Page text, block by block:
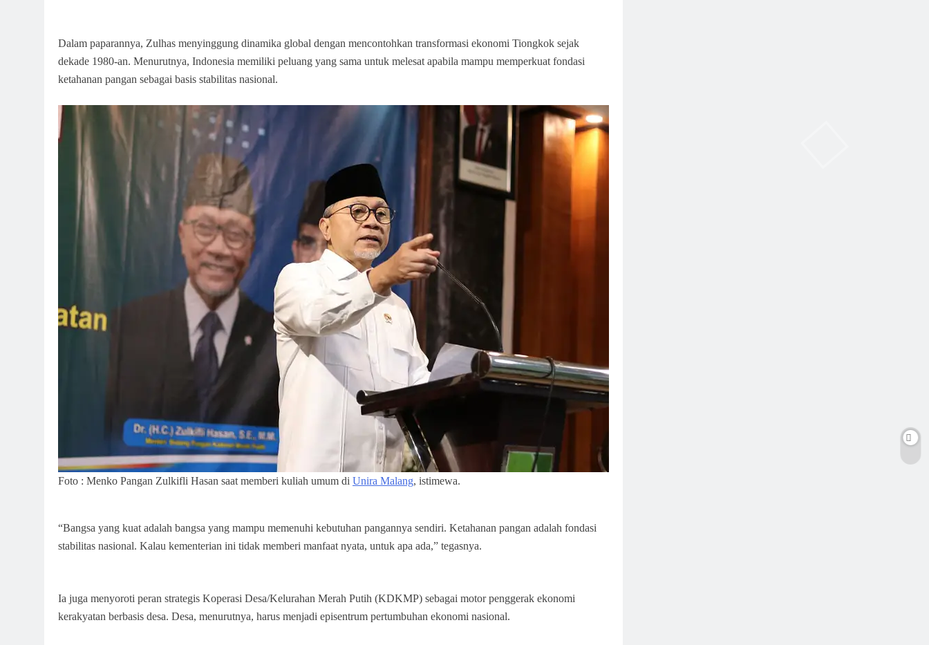
Dalam paparannya, Zulhas menyinggung dinamika global dengan mencontohkan transformasi ekonomi Tiongkok sejak
dekade 1980-an. Menurutnya, Indonesia memiliki peluang yang sama untuk melesat apabila mampu memperkuat fondasi
ketahanan pangan sebagai basis stabilitas nasional.
Foto : Menko Pangan Zulkifli Hasan saat memberi kuliah umum di Unira Malang, istimewa.
“Bangsa yang kuat adalah bangsa yang mampu memenuhi kebutuhan pangannya sendiri. Ketahanan pangan adalah fondasi
stabilitas nasional. Kalau kementerian ini tidak memberi manfaat nyata, untuk apa ada,” tegasnya.
Ia juga menyoroti peran strategis Koperasi Desa/Kelurahan Merah Putih (KDKMP) sebagai motor penggerak ekonomi
kerakyatan berbasis desa. Desa, menurutnya, harus menjadi episentrum pertumbuhan ekonomi nasional.